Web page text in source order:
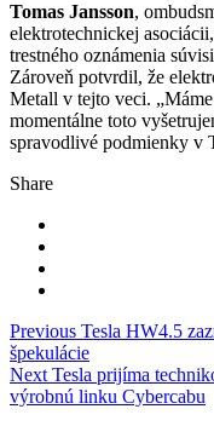
Tomas Jansson,
elektrotechnickej
trestného oznámenia
Zároveň potvrdil, že
Metall v tejto veci.
momentálne toto
spravodlivé podmienky v
Share
Navigace
pro
příspěvek
Previous Tesla HW4.5
špekulácie
Next Tesla prijíma
výrobnú linku Cybercabu